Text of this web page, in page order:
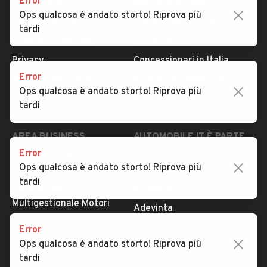
Serve aiuto?
Dati identificativi
Privacy
Impostazioni Privacy
Security
Tutte le auto usate
Concessionari in Italia
Valutazione auto
AREA BUSINESS
Registrazione
concessionario
Multigestionale Motori
AUTOMOBILE.IT È PARTE
subito.it
Adevinta
SEGUICI
Ops qualcosa è andato storto! Riprova più
tardi
Error
Ops qualcosa è andato storto! Riprova più
tardi
Error
Ops qualcosa è andato storto! Riprova più
tardi
Error
Ops qualcosa è andato storto! Riprova più
tardi